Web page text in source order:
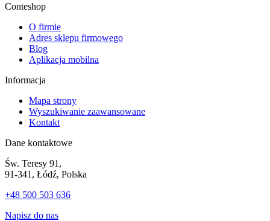
Conteshop
O firmie
Adres sklepu firmowego
Blog
Aplikacja mobilna
Informacja
Mapa strony
Wyszukiwanie zaawansowane
Kontakt
Dane kontaktowe
Św. Teresy 91,
91-341, Łódź, Polska
+48 500 503 636
Napisz do nas